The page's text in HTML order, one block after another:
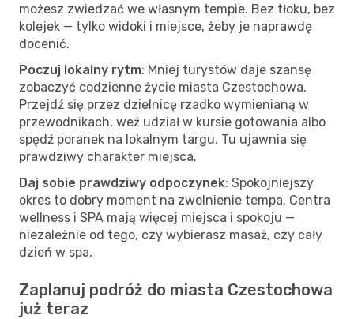
możesz zwiedzać we własnym tempie. Bez tłoku, bez
kolejek — tylko widoki i miejsce, żeby je naprawdę
docenić.
Poczuj lokalny rytm: Mniej turystów daje szansę
zobaczyć codzienne życie miasta Czestochowa.
Przejdź się przez dzielnicę rzadko wymienianą w
przewodnikach, weź udział w kursie gotowania albo
spędź poranek na lokalnym targu. Tu ujawnia się
prawdziwy charakter miejsca.
Daj sobie prawdziwy odpoczynek: Spokojniejszy
okres to dobry moment na zwolnienie tempa. Centra
wellness i SPA mają więcej miejsca i spokoju —
niezależnie od tego, czy wybierasz masaż, czy cały
dzień w spa.
Zaplanuj podróż do miasta Czestochowa
już teraz